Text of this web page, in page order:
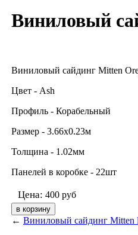
Виниловый
Виниловый сайдинг Mitten
Цвет - Ash
Профиль - Корабельный
Размер - 3.66х0.23м
Толщина - 1.02мм
Панелей в коробке - 22шт
Цена: 400 руб
← Виниловый сайдинг Mitten